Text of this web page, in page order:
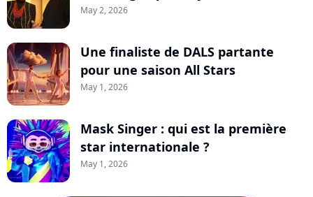
May 2, 2026
Une finaliste de DALS partante
pour une saison All Stars
May 1, 2026
Mask Singer : qui est la première
star internationale ?
May 1, 2026